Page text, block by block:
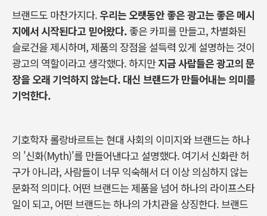
브랜드도 마찬가지다. 우리는오랫동안 좋은광고는 좋은 메시
지에서시작된다고 믿어왔다.좋은 카피를 만들고, 차별화된
슬로건을제시하며,제품의 장점을 설득력 있게 설명하는 것이
광고의 역할이라고 생각했다.하지만 지금사람들은광고의문
장을오래 기억하지 않는다. 대신 브랜드가 만들어내는 의미를
기억한다.
기호학자롤랑바르트는 현대 사회의 이미지와 브랜드는하나
의 '신화(Myth)'를 만들어낸다고 설명했다. 여기서 신화란 허
구가 아니라, 사람들이 너무 익숙해서 더 이상 의심하지 않는
문화적 의미다. 어떤 브랜드는제품을 넘어 하나의 라이프스타
일이 되고, 어떤 브랜드는하나의 가치관을 상징한다. 브랜드